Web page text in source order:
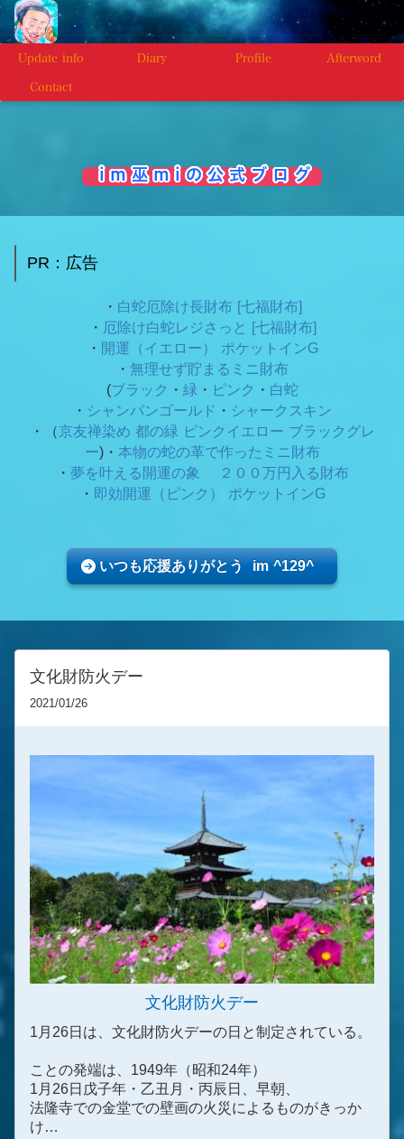
Update info Diary Profile Afterword
Contact
i m 巫 m i の 公 式 ブ ロ グ
PR：広告
・ 白蛇厄除け長財布 [七福財布]
・ 厄除け白蛇レジさっと [七福財布]
・ 開運（イエロー） ポケットインG
・ 無理せず貯まるミニ財布
(ブラック ・ 緑 ・ ピンク ・ 白蛇
・ シャンパンゴールド ・ シャークスキン
・（京友禅染め 都の緑 ピンクイエロー ブラックグレ
ー)・ 本物の蛇の革で作ったミニ財布
・ 夢を叶える開運の象 ２００万円入る財布
・ 即効開運（ピンク） ポケットインG
いつも応援ありがとう im ^129^
文化財防火デー
2021/01/26
文化財防火デー
1月26日は、文化財防火デーの日と制定されている。
ことの発端は、1949年（昭和24年）
1月26日戊子年・乙丑月・丙辰日、早朝、
法隆寺での金堂での壁画の火災によるものがきっか
け…